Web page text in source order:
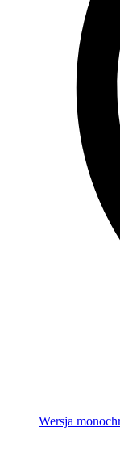
Wersja